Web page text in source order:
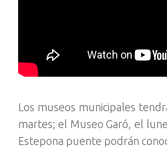
Los museos municipales
martes; el Museo Garó, el
Estepona puente podrán